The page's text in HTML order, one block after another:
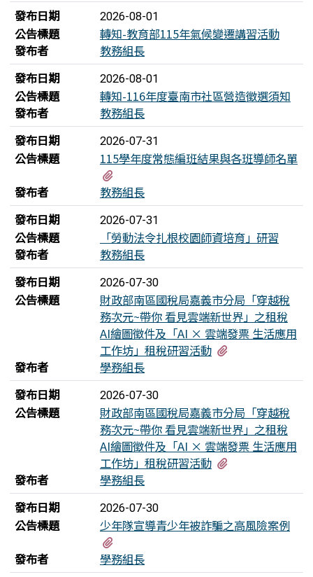
發布日期
2026-08-01
公告標題
轉知-教育部115年氣候變遷講習活動
發布者
教務組長
發布日期
2026-08-01
公告標題
轉知-116年度臺南市社區營造徵選須知
發布者
教務組長
發布日期
2026-07-31
公告標題
115學年度常態編班結果與各班導師名單
發布者
教務組長
發布日期
2026-07-31
公告標題
「勞動法令扎根校園師資培育」研習
發布者
教務組長
發布日期
2026-07-30
公告標題
財政部南區國稅局嘉義市分局「穿越稅
務次元~帶你 看見雲端新世界」之租稅
AI繪圖徵件及「AI × 雲端發票 生活應用
工作坊」租稅研習活動
發布者
學務組長
發布日期
2026-07-30
公告標題
財政部南區國稅局嘉義市分局「穿越稅
務次元~帶你 看見雲端新世界」之租稅
AI繪圖徵件及「AI × 雲端發票 生活應用
工作坊」租稅研習活動
發布者
學務組長
發布日期
2026-07-30
公告標題
少年隊宣導青少年被詐騙之高風險案例
發布者
學務組長